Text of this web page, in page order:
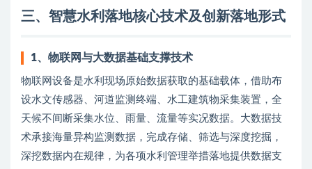
三、智慧水利落地核心技术及创新落地形式
1、物联网与大数据基础支撑技术
物联网设备是水利现场原始数据获取的基础载体，借助布
设水文传感器、河道监测终端、水工建筑物采集装置，全
天候不间断采集水位、雨量、流量等实况数据。大数据技
术承接海量异构监测数据，完成存储、筛选与深度挖掘，
深挖数据内在规律，为各项水利管理举措落地提供数据支